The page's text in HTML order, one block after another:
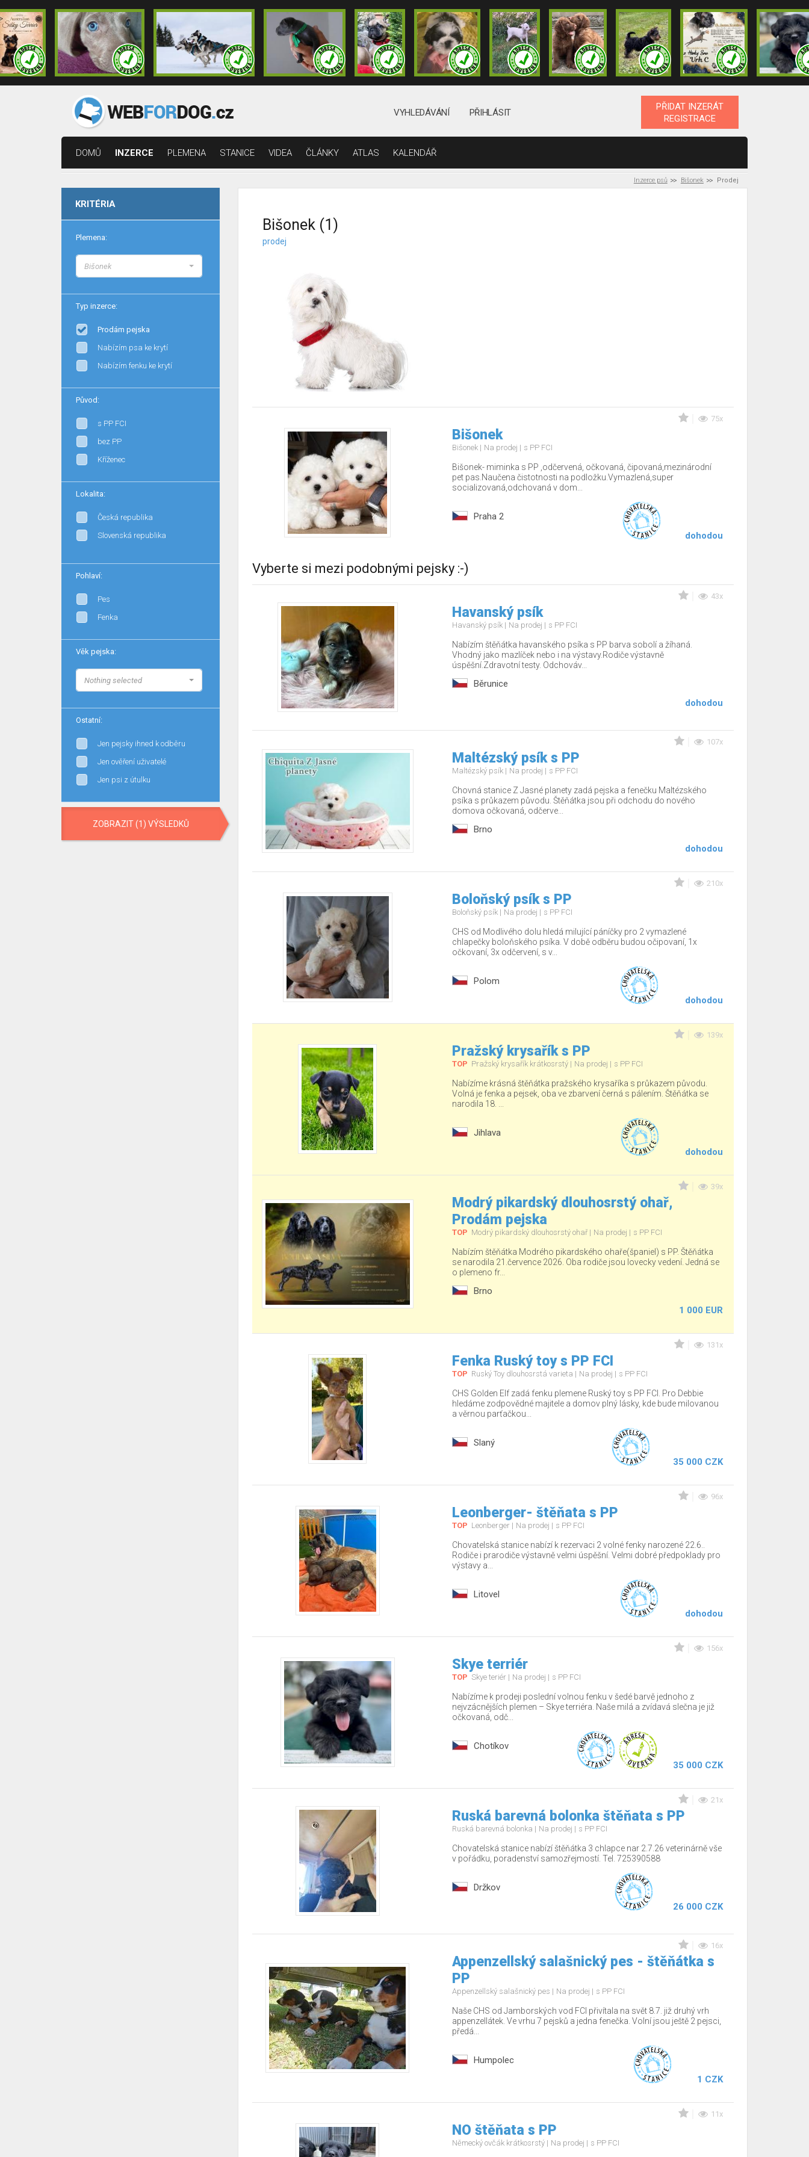
VYHLEDÁVÁNÍ PŘIHLÁSIT
PŘIDAT INZERÁT
REGISTRACE
DOMŮ INZERCE PLEMENA STANICE VIDEA ČLÁNKY ATLAS KALENDÁŘ
Inzerce psů Bišonek Prodej
KRITÉRIA
Plemena:
Bišonek
Typ inzerce:
Prodám pejska
Nabízím psa ke krytí
Nabízím fenku ke krytí
Původ:
s PP FCI
bez PP
Kříženec
Lokalita:
Česká republika
Slovenská republika
Pohlaví:
Pes
Fenka
Věk pejska:
Nothing selected
Ostatní:
Jen pejsky ihned k odběru
Jen ověření uživatelé
Jen psi z útulku
ZOBRAZIT (1) VÝSLEDKŮ
Bišonek (1)
prodej
75x
Bišonek
Bišonek Na prodej s PP FCI
Bišonek- miminka s PP ,odčervená, očkovaná, čipovaná,mezinárodní
pet pas.Naučena čistotnosti na podložku.Vymazlená,super
socializovaná,odchovaná v dom...
Praha 2
dohodou
Vyberte si mezi podobnými pejsky :-)
43x
Havanský psík
Havanský psík Na prodej s PP FCI
Nabízím štěňátka havanského psíka s PP barva sobolí a žíhaná.
Vhodný jako mazlíček nebo i na výstavy.Rodiče výstavně
úspěšní.Zdravotní testy. Odchováv...
Běrunice
dohodou
107x
Maltézský psík s PP
Maltézský psík Na prodej s PP FCI
Chovná stanice Z Jasné planety zadá pejska a fenečku Maltézského
psíka s průkazem původu. Štěňátka jsou při odchodu do nového
domova očkovaná, odčerve...
Brno
dohodou
210x
Boloňský psík s PP
Boloňský psík Na prodej s PP FCI
CHS od Modlivého dolu hledá milující páníčky pro 2 vymazlené
chlapečky boloňského psíka. V době odběru budou očipovaní, 1x
očkovaní, 3x odčervení, s v...
Polom
dohodou
139x
Pražský krysařík s PP
TOP Pražský krysařík krátkosrstý Na prodej s PP FCI
Nabízíme krásná štěňátka pražského krysaříka s průkazem původu.
Volná je fenka a pejsek, oba ve zbarvení černá s pálením. Štěňátka se
narodila 18. ...
Jihlava
dohodou
39x
Modrý pikardský dlouhosrstý ohař,
Prodám pejska
TOP Modrý pikardský dlouhosrstý ohař Na prodej s PP FCI
Nabízím štěňátka Modrého pikardského ohaře(španiel) s PP. Štěňátka
se narodila 21.července 2026. Oba rodiče jsou lovecky vedení. Jedná se
o plemeno fr...
Brno
1 000 EUR
131x
Fenka Ruský toy s PP FCI
TOP Ruský Toy dlouhosrstá varieta Na prodej s PP FCI
CHS Golden Elf zadá fenku plemene Ruský toy s PP FCI. Pro Debbie
hledáme zodpovědné majitele a domov plný lásky, kde bude milovanou
a věrnou parťačkou...
Slaný
35 000 CZK
96x
Leonberger- štěňata s PP
TOP Leonberger Na prodej s PP FCI
Chovatelská stanice nabízí k rezervaci 2 volné fenky narozené 22.6..
Rodiče i prarodiče výstavně velmi úspěšní. Velmi dobré předpoklady pro
výstavy a...
Litovel
dohodou
156x
Skye terriér
TOP Skye teriér Na prodej s PP FCI
Nabízíme k prodeji poslední volnou fenku v šedé barvě jednoho z
nejvzácnějších plemen – Skye terriéra. Naše milá a zvídavá slečna je již
očkovaná, odč...
Chotíkov
35 000 CZK
21x
Ruská barevná bolonka štěňata s PP
Ruská barevná bolonka Na prodej s PP FCI
Chovatelská stanice nabízí štěňátka 3 chlapce nar 2.7.26 veterinárně vše
v pořádku, poradenství samozřejmostí. Tel. 725390588
Držkov
26 000 CZK
16x
Appenzellský salašnický pes - štěňátka s
PP
Appenzellský salašnický pes Na prodej s PP FCI
Naše CHS od Jamborských vod FCI přivítala na svět 8.7. již druhý vrh
appenzellátek. Ve vrhu 7 pejsků a jedna fenečka. Volní jsou ještě 2 pejsci,
předá...
Humpolec
1 CZK
11x
NO štěňata s PP
Německý ovčák krátkosrstý Na prodej s PP FCI